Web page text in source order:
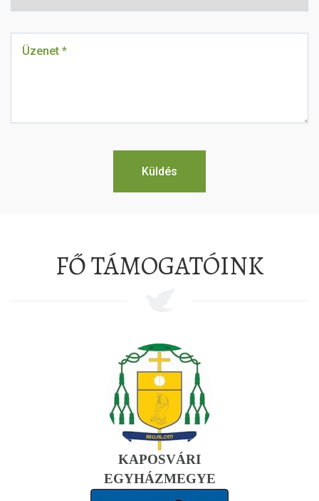
FŐ TÁMOGATÓINK
KAPOSVÁRI
EGYHÁZMEGYE